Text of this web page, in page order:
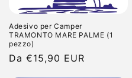
Adesivo per Camper
TRAMONTO MARE PALME (1
pezzo)
Prezzo
Da €15,90 EUR